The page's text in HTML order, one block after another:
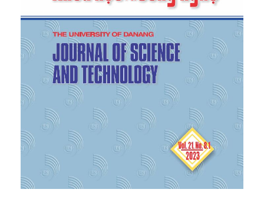
B. Dedeoğlu, M. V. Niekerk, J. Weinland, and K.
Celuch, “Re-conceptualizing customer-based
destination brand equity”,Journal of Destination
Marketing & Management, vol. 11, pp. 211-230,
2019.
[7]M. Frias, J. A. Castaneda, S. Barrio-Garcia, L. and
Lopez-Moreno, “The effect of self-congruity and
motivation on consumer-based destination brand
equity”,
Journal of Vacation Marketing, vol. 26, no.
3, pp. 287-304, 2020.
Manthiou, J. Kang, S. S. Hyun, and X. X. Fu, “The
impact of brand authenticity on building brand love:
An investigation of impression in memory and
lifestyle-congruence”, International Journal of
Hospitality Management, vol. 75, pp. 38-47, 2018.